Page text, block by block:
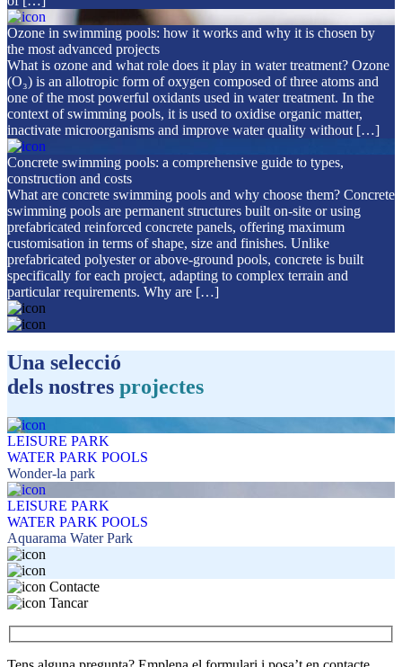
Ozone in swimming pools: how it works and why it is chosen by
the most advanced projects
What is ozone and what role does it play in water treatment? Ozone
(O₃) is an allotropic form of oxygen composed of three atoms and
one of the most powerful oxidants used in water treatment. In the
context of swimming pools, it is used to oxidise organic matter,
inactivate microorganisms and improve water quality without […]
Concrete swimming pools: a comprehensive guide to types,
construction and costs
What are concrete swimming pools and why choose them? Concrete
swimming pools are permanent structures built on-site or using
prefabricated reinforced concrete panels, offering maximum
customisation in terms of shape, size and finishes. Unlike
prefabricated polyester or above-ground pools, concrete is built
specifically for each project, adapting to complex terrain and
particular requirements. Why are […]
Una selecció
dels nostres projectes
LEISURE PARK
WATER PARK POOLS
Wonder-la park
LEISURE PARK
WATER PARK POOLS
Aquarama Water Park
Contacte
Tancar